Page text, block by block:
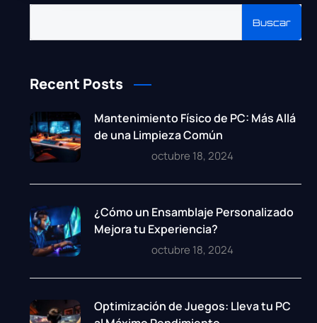
Buscar
Recent Posts
Mantenimiento Físico de PC: Más Allá
de una Limpieza Común
octubre 18, 2024
¿Cómo un Ensamblaje Personalizado
Mejora tu Experiencia?
octubre 18, 2024
Optimización de Juegos: Lleva tu PC